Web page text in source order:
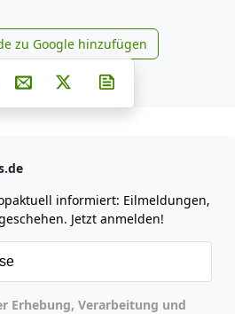
news.de zu Google
zu Google hinzufügen
Teilen auf Facebook
Teilen auf Whatsapp
Teilen auf Telegram
auf Pinterest
Per E-Mail teilen
Post auf X
informiert: Eilmeldungen,
Jetzt anmelden!